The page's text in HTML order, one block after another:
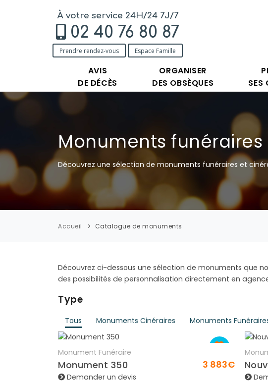
À votre service 24H/24 7J/7
02 40 76 80 87
Prendre rendez-vous Espace Famille
AVIS
DE DÉCÈS
ORGANISER
DES OBSÈQUES
SES
Monuments funéraires
Découvrez une sélection de monuments funéraires et
Accueil Catalogue de monuments
Découvrez ci-dessous une sélection de monuments que
des possibilités de personnalisation directement en
Type
Tous Monuments Cinéraires Monuments
En savoir plus
Monument Funéraire
Monument 350
Demander un devis
3 883€